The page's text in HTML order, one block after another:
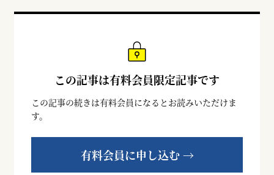
この記事は有料会員限定記事です
この記事の続きは有料会員になるとお読みいただけま
す。
有料会員に申し込む →